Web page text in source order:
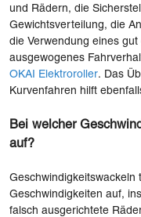
und Rädern, die
Gewichtsverteilung, die
die Verwendung eines
ausgewogenes
OKAI Elektroroller. Das
Kurvenfahren hilft
Bei welcher
auf?
Geschwindigkeitswackeln
Geschwindigkeiten auf,
falsch ausgerichtete